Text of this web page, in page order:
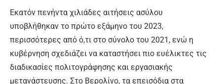
Εκατόν πενήντα χιλιάδες αιτήσεις ασύλου
υποβλήθηκαν το πρώτο εξάμηνο του 2023,
περισσότερες από ό,τι στο σύνολο του 2021, ενώ η
κυβέρνηση σχεδιάζει να καταστήσει πιο ευέλικτες τις
διαδικασίες πολιτογράφησης και εργασιακής
μετανάστευσης. Στο Βερολίνο, τα επεισόδια στα